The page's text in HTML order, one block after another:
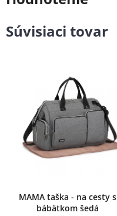
Súvisiaci tovar
MAMA taška - na cesty s
bábätkom šedá